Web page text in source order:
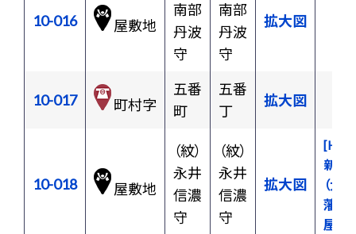
10-016 屋敷地
南部
丹波
守
南部
丹波
守
拡大図
10-017 町村字
五番
町
五番
丁
拡大図
10-018 屋敷地
（紋）
永井
信濃
守
（紋）
永井
信濃
守
拡大図
新庄
（大和
藩 上
屋敷